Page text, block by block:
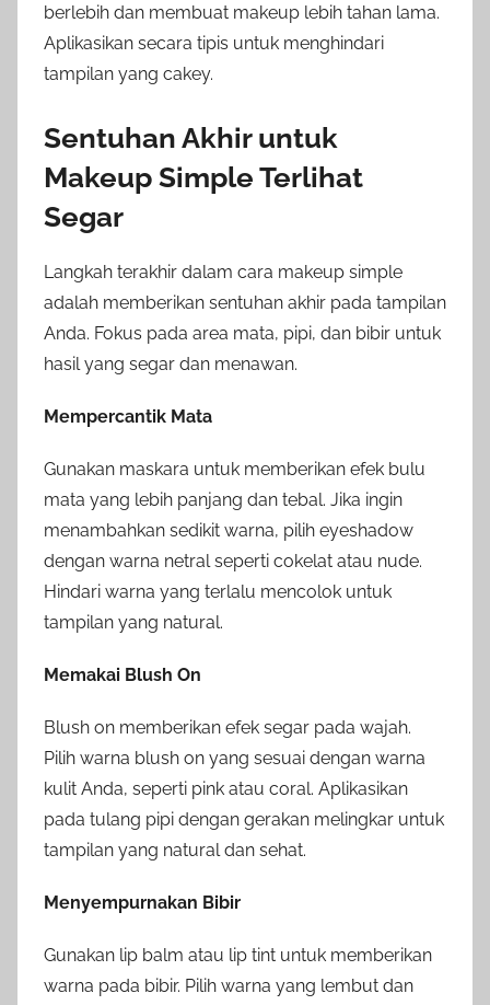
berlebih dan membuat makeup lebih tahan lama.
Aplikasikan secara tipis untuk menghindari
tampilan yang cakey.
Sentuhan Akhir untuk
Makeup Simple Terlihat
Segar
Langkah terakhir dalam cara makeup simple
adalah memberikan sentuhan akhir pada tampilan
Anda. Fokus pada area mata, pipi, dan bibir untuk
hasil yang segar dan menawan.
Mempercantik Mata
Gunakan maskara untuk memberikan efek bulu
mata yang lebih panjang dan tebal. Jika ingin
menambahkan sedikit warna, pilih eyeshadow
dengan warna netral seperti cokelat atau nude.
Hindari warna yang terlalu mencolok untuk
tampilan yang natural.
Memakai Blush On
Blush on memberikan efek segar pada wajah.
Pilih warna blush on yang sesuai dengan warna
kulit Anda, seperti pink atau coral. Aplikasikan
pada tulang pipi dengan gerakan melingkar untuk
tampilan yang natural dan sehat.
Menyempurnakan Bibir
Gunakan lip balm atau lip tint untuk memberikan
warna pada bibir. Pilih warna yang lembut dan